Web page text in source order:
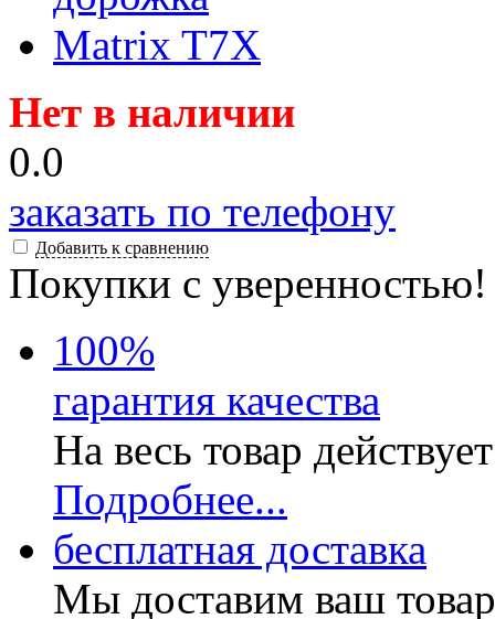
Нет в наличии
0.0
заказать по телефону
Добавить к сравнению
Покупки с уверенностью!
100%
гарантия качества
На весь товар
Подробнее...
бесплатная доставка
Мы доставим ваш